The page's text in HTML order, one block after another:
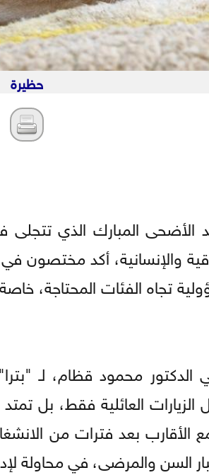
حظيرة
المبارك الذي تتجلى
والإنسانية، أكد
تجاه الفئات المحتاجة،
الدكتور محمود قظام، لـ
الزيارات العائلية فقط، بل
الأقارب بعد فترات من
السن والمرضى، في محاولة